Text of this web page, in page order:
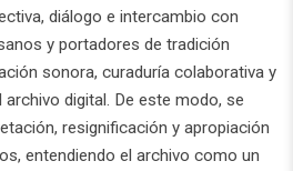
diálogo e intercambio con
y portadores de tradición
sonora, curaduría colaborativa y
digital. De este modo, se
resignificación y apropiación
entendiendo el archivo como un